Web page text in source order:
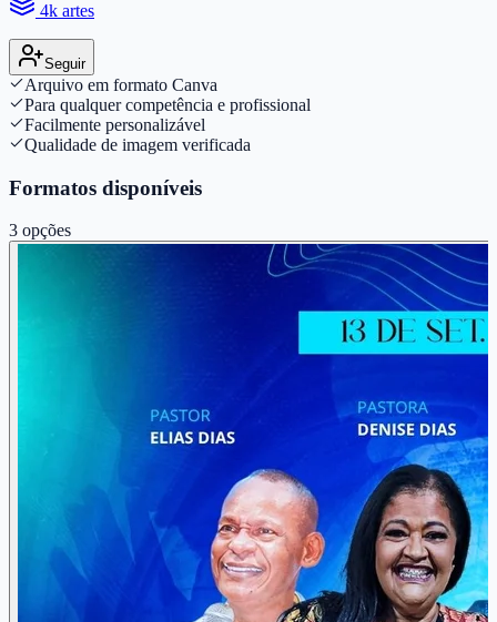
4k artes
Seguir
Arquivo em formato Canva
Para qualquer competência e profissional
Facilmente personalizável
Qualidade de imagem verificada
Formatos disponíveis
3 opções